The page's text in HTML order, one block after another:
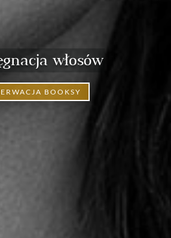
włosów
BOOKSY